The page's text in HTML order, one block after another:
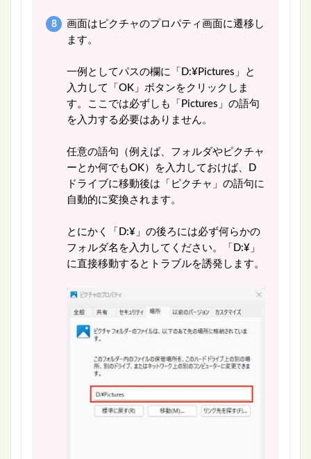
画面はピクチャのプロパティ画面に遷移し
ます。
一例としてパスの欄に「D:¥Pictures」と
入力して「OK」ボタンをクリックしま
す。ここでは必ずしも「Pictures」の語句
を入力する必要はありません。
任意の語句（例えば、フォルダやピクチャ
ーとか何でもOK）を入力しておけば、D
ドライブに移動後は「ピクチャ」の語句に
自動的に変換されます。
とにかく「D:¥」の後ろには必ず何らかの
フォルダ名を入力してください。「D:¥」
に直接移動するとトラブルを誘発します。